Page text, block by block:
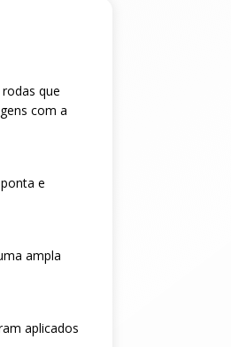
que
com a
e
ampla
aplicados